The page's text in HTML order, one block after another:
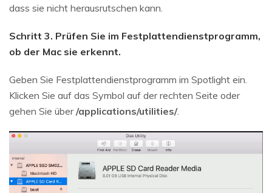
dass sie nicht herausrutschen kann.
Schritt 3. Prüfen Sie im Festplattendienstprogramm,
ob der Mac sie erkennt.
Geben Sie Festplattendienstprogramm im Spotlight ein.
Klicken Sie auf das Symbol auf der rechten Seite oder
gehen Sie über/applications/utilities/.